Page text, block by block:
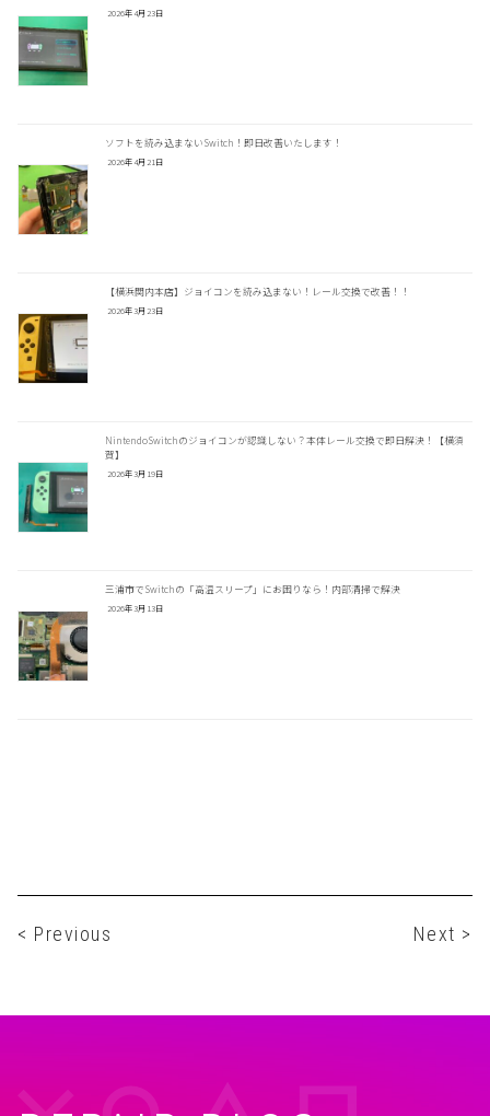
2026年4月23日
ソフトを読み込まないSwitch！即日改善いたします！
2026年4月21日
【横浜関内本店】ジョイコンを読み込まない！レール交換で改善！！
2026年3月23日
NintendoSwitchのジョイコンが認識しない？本体レール交換で即日解決！【横須
賀】
2026年3月19日
三浦市でSwitchの「高温スリープ」にお困りなら！内部清掃で解決
2026年3月13日
< Previous Next >